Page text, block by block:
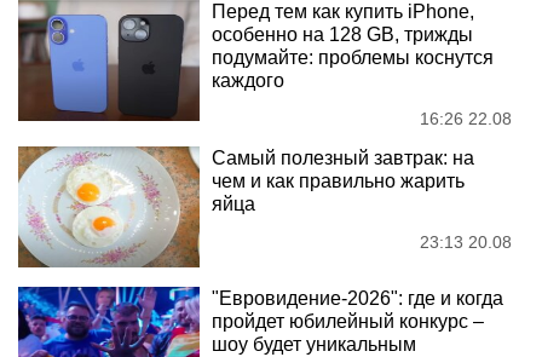
Перед тем как купить iPhone,
особенно на 128 GB, трижды
подумайте: проблемы коснутся
каждого
16:26 22.08
Самый полезный завтрак: на
чем и как правильно жарить
яйца
23:13 20.08
"Евровидение-2026": где и когда
пройдет юбилейный конкурс –
шоу будет уникальным